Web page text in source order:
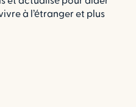
à l’étranger et plus